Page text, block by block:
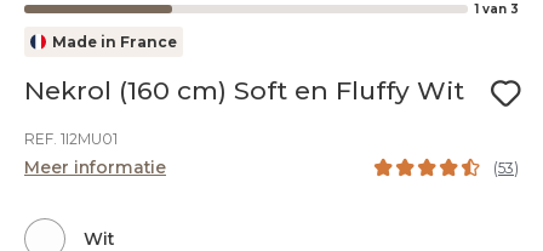
1 van 3
Made in France
Nekrol (160 cm) Soft en Fluffy Wit
REF. 1I2MU01
Meer informatie (53)
Wit